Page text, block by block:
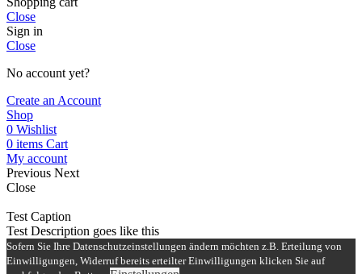
Close
Sign in
Close
No account yet?
Create an Account
Shop
0 Wishlist
0 items Cart
My account
Previous Next
Close
Test Caption
Test Description goes like this
Sofern Sie Ihre Datenschutzeinstellungen ändern möchten z.B. Erteilung von
Einwilligungen, Widerruf bereits erteilter Einwilligungen klicken Sie auf